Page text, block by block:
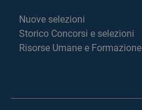
Nuove selezioni
Storico Concorsi e selezioni
Risorse Umane e Formazione